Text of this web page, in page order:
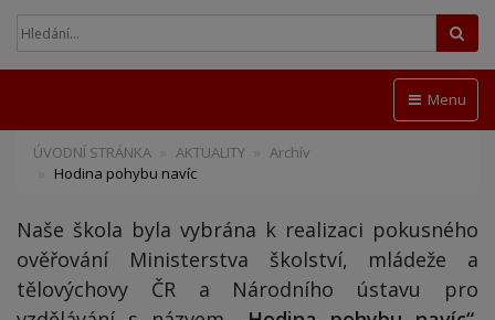
Menu
ÚVODNÍ STRÁNKA AKTUALITY
Archív
Hodina pohybu navíc
Naše škola byla vybrána k realizaci pokusného
ověřování Ministerstva školství, mládeže a
tělovýchovy ČR a Národního ústavu pro